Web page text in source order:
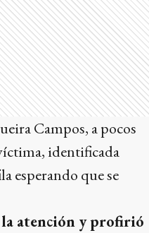
Campos, a pocos
identificada
esperando que se
la atención y profirió